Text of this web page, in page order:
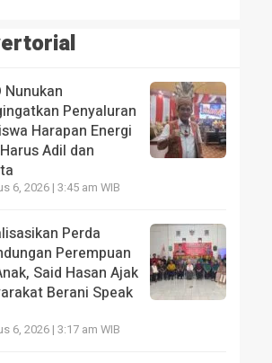
Nunukan
Penyaluran
Harapan Energi
Adil dan
6, 2026 | 3:45 am WIB
Perda
Perempuan
Said Hasan Ajak
Berani Speak
6, 2026 | 3:17 am WIB